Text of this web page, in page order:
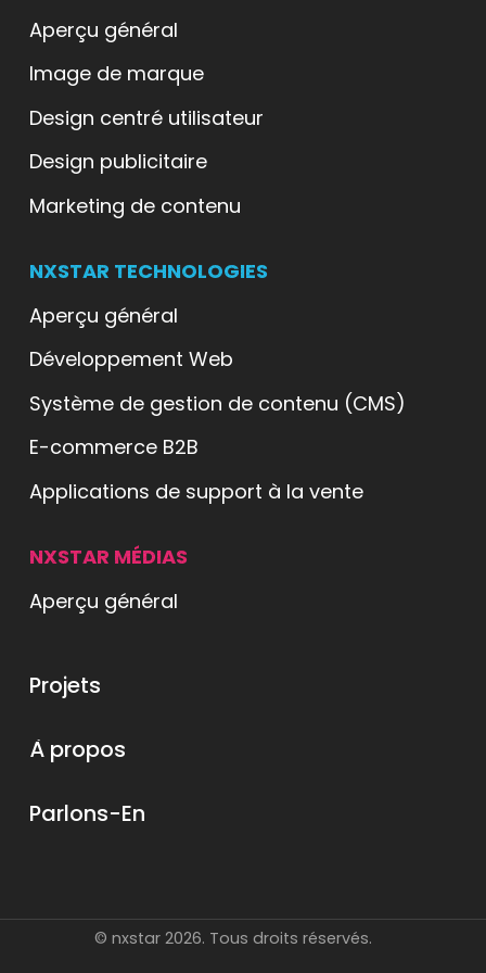
Aperçu général
Image de marque
Design centré utilisateur
Design publicitaire
Marketing de contenu
NXSTAR TECHNOLOGIES
Aperçu général
Développement Web
Système de gestion de contenu (CMS)
E-commerce B2B
Applications de support à la vente
NXSTAR MÉDIAS
Aperçu général
Projets
À propos
Parlons-En
© nxstar 2026. Tous droits réservés.